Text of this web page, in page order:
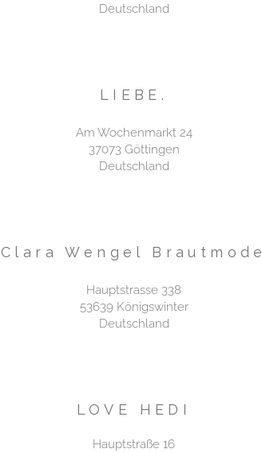
Deutschland
LIEBE.
Am Wochenmarkt 24
37073 Göttingen
Deutschland
Clara Wengel Brautmode
Hauptstrasse 338
53639 Königswinter
Deutschland
LOVE HEDI
Hauptstraße 16